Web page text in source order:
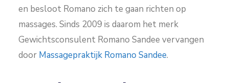
en besloot Romano zich te gaan richten op
massages. Sinds 2009 is daarom het merk
Gewichtsconsulent Romano Sandee vervangen
door Massagepraktijk Romano Sandee.